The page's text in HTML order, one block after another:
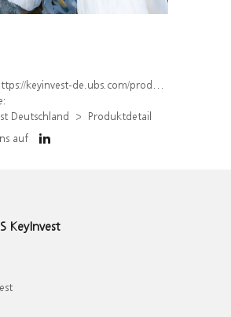
keyinvest-de.ubs.com/produkt/detail/index/isin/DE000WA6XFR3
Deutschland
Produktdetail
auf
KeyInvest